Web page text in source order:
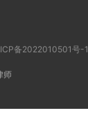
备2022010501号-1
师